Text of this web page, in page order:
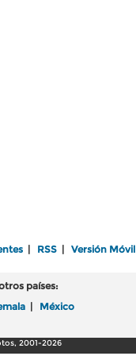
RSS Versión Móvil
países:
México
2001-2026